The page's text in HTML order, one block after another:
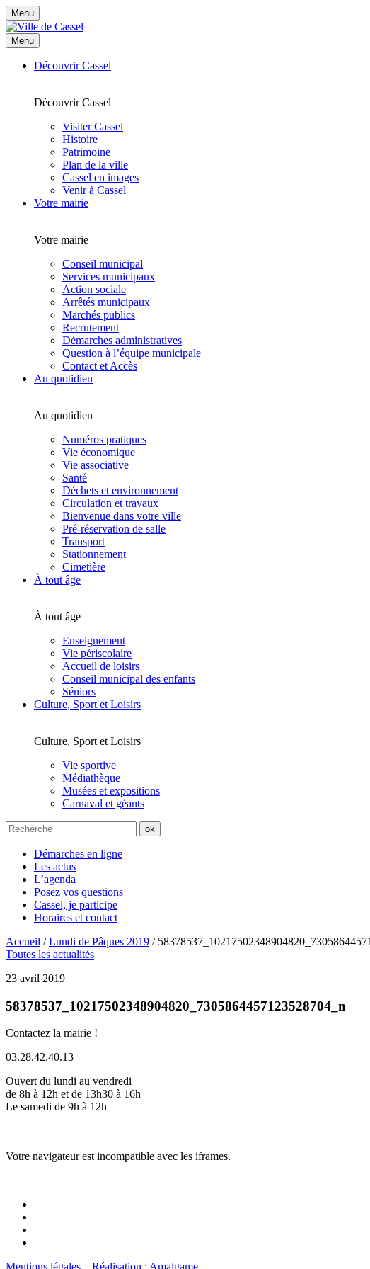
Menu
Menu
Découvrir Cassel
Découvrir Cassel
Visiter Cassel
Histoire
Patrimoine
Plan de la ville
Cassel en images
Venir à Cassel
Votre mairie
Votre mairie
Conseil municipal
Services municipaux
Action sociale
Arrêtés municipaux
Marchés publics
Recrutement
Démarches administratives
Question à l’équipe municipale
Contact et Accès
Au quotidien
Au quotidien
Numéros pratiques
Vie économique
Vie associative
Santé
Déchets et environnement
Circulation et travaux
Bienvenue dans votre ville
Pré-réservation de salle
Transport
Stationnement
Cimetière
À tout âge
À tout âge
Enseignement
Vie périscolaire
Accueil de loisirs
Conseil municipal des enfants
Séniors
Culture, Sport et Loisirs
Culture, Sport et Loisirs
Vie sportive
Médiathèque
Musées et expositions
Carnaval et géants
Démarches en ligne
Les actus
L’agenda
Posez vos questions
Cassel, je participe
Horaires et contact
Accueil /Lundi de Pâques 2019 /
Toutes les actualités
23 avril 2019
58378537_10217502348904820_7305864457123528704_n
Contactez la mairie !
03.28.42.40.13
Ouvert du lundi au vendredi
de 8h à 12h et de 13h30 à 16h
Le samedi de 9h à 12h
Votre navigateur est incompatible avec les iframes.